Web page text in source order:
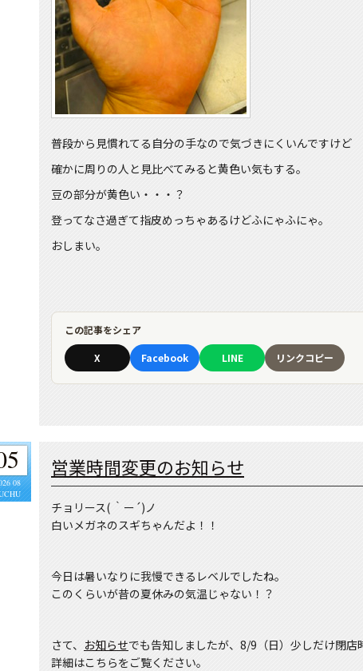
普段から見慣れてる自分の手なので気づきにくいんですけど
確かに周りの人と見比べてみると黄色い気もする。
豆の部分が黄色い・・・？
登ってなさ過ぎて指皮めっちゃあるけどふにゃふにゃ。
おしまい。
この記事をシェア
X Facebook LINE リンクコピー
08
営業時間変更のお知らせ
チョリース( ｀ー´)ノ
白いメガネのスギちゃんだよ！！
今日は暑いなりに我慢できるレベルでしたね。
このくらいが昔の夏休みの気温じゃない！？
さて、 お知らせでも告知しましたが、8/9（日）少しだけ閉店
詳細はこちらをご覧ください。